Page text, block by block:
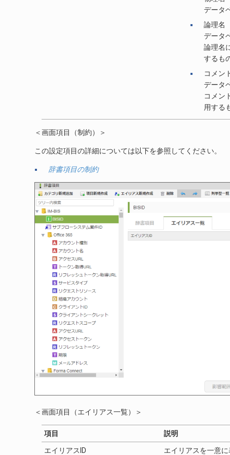
データ
論理名
データ
論理名
するも
コメン
データ
コメン
用する
＜画面項目（制約）＞
この設定項目の詳細については以下を参照してください。
辞書項目の制約
＜画面項目（エイリアス一覧）＞
項目 説明
エイリアスID
エイリアスを一意